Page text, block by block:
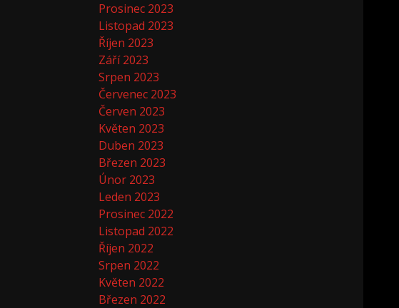
Prosinec 2023
Listopad 2023
Říjen 2023
Září 2023
Srpen 2023
Červenec 2023
Červen 2023
Květen 2023
Duben 2023
Březen 2023
Únor 2023
Leden 2023
Prosinec 2022
Listopad 2022
Říjen 2022
Srpen 2022
Květen 2022
Březen 2022